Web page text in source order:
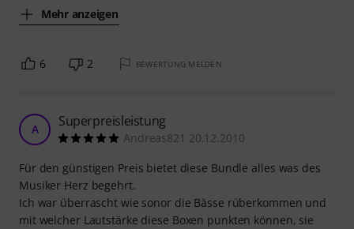
Mehr anzeigen
6 2 BEWERTUNG MELDEN
A Superpreisleistung
Andreas821 20.12.2010
Für den günstigen Preis bietet diese Bundle alles was des
Musiker Herz begehrt.
Ich war überrascht wie sonor die Bässe rüberkommen und
mit welcher Lautstärke diese Boxen punkten können, sie